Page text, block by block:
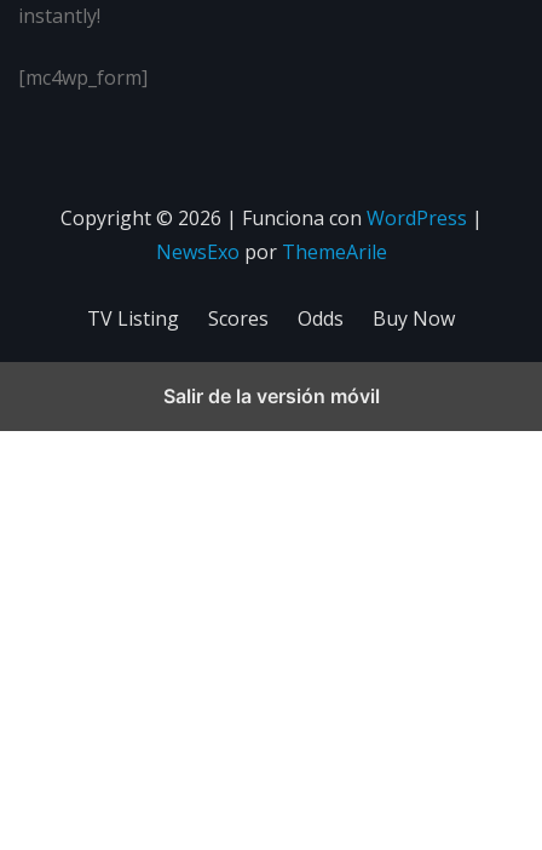
instantly!
[mc4wp_form]
Copyright © 2026 | Funciona con WordPress |
NewsExo por ThemeArile
TV Listing Scores Odds Buy Now
Salir de la versión móvil